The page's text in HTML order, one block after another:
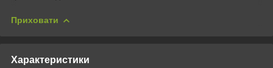
Приховати
Характеристики